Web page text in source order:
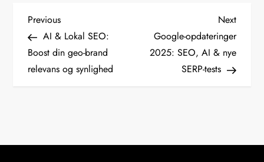
I
n
d
g
Previous
Post
Previous
AI & Lokal SEO:
Boost din geo-brand
relevans og synlighed
Next
Post
Next
Google-opdateringer
2025: SEO, AI & nye
SERP-tests